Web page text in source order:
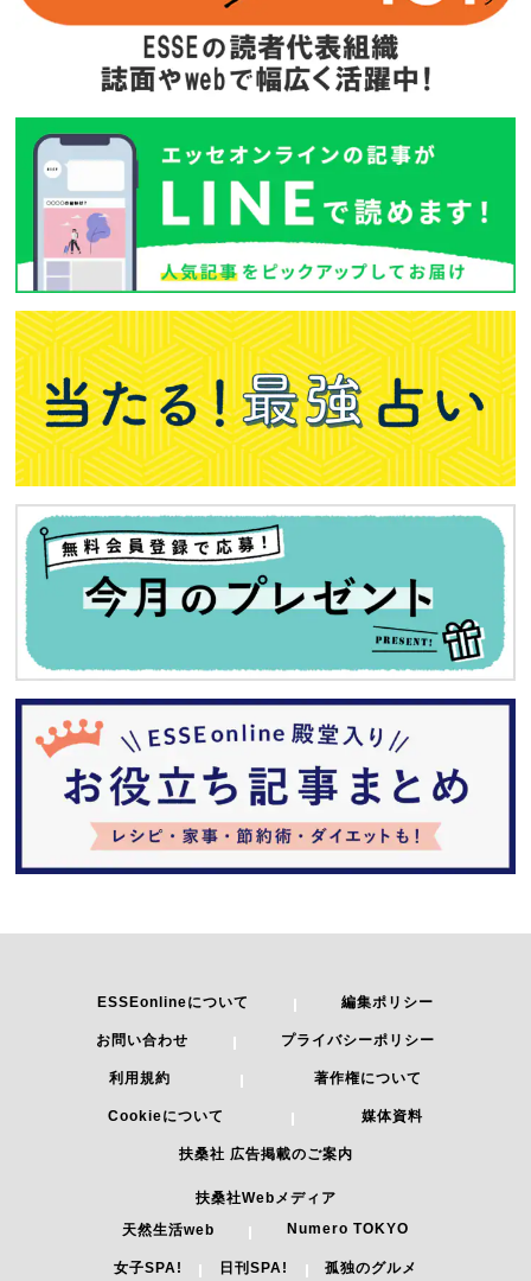
ESSEonlineについて 編集ポリシー
お問い合わせ プライバシーポリシー
利用規約 著作権について
Cookieについて 媒体資料
扶桑社 広告掲載のご案内
扶桑社Webメディア
天然生活web
Numero TOKYO
女子SPA! 日刊SPA! 孤独のグルメ